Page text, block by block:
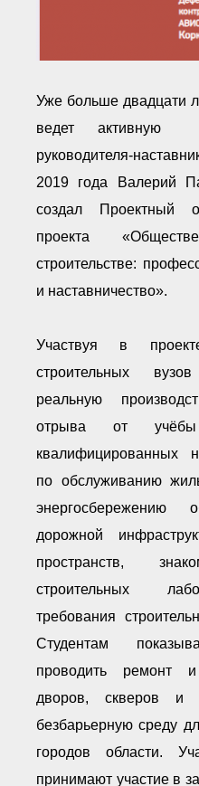
Уже больше двадцати
ведет активную
руководителя-
2019 года Валерий
создал Проектный
проекта
строительстве:
и наставничество».
Участвуя в
строительных
реальную
отрыва от учёбы
квалифицированных
по обслуживанию
энергосбережению
дорожной
пространств,
строительных
требования
Студентам
проводить ремонт и
дворов, скверов и
безбарьерную среду
городов области.
принимают участие в